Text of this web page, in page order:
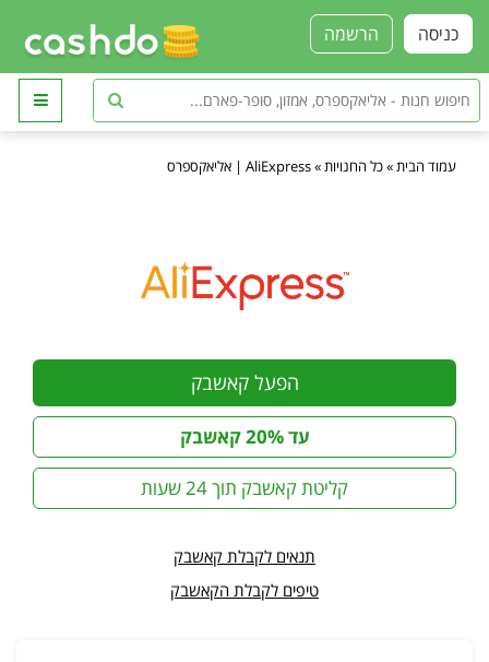
הרשמה כניסה
עמוד הבית »כל החנויות »AliExpress | אליאקספרס
הפעל קאשבק
עד 20% קאשבק
קליטת קאשבק תוך 24 שעות
תנאים לקבלת קאשבק
טיפים לקבלת הקאשבק